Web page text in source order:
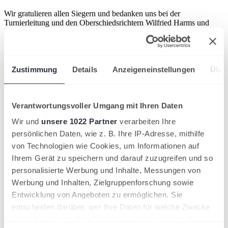
Zustimmung Details Anzeigeneinstellungen
Verantwortungsvoller Umgang mit Ihren Daten
Wir und unsere 1022 Partner verarbeiten Ihre
persönlichen Daten, wie z. B. Ihre IP-Adresse, mithilfe
von Technologien wie Cookies, um Informationen auf
Ihrem Gerät zu speichern und darauf zuzugreifen und so
personalisierte Werbung und Inhalte, Messungen von
Werbung und Inhalten, Zielgruppenforschung sowie
Entwicklung von Angeboten zu ermöglichen. Sie
entscheiden darüber, wer Ihre Daten für welche Zwecke
Wir gratulieren allen Siegern und bedanken uns bei der
Turnierleitung und den Oberschiedsrichtern Wilfried Harms und
Markus Malter für die souveräne Durchführung bei nicht immer
Das sind die Nordostdeutschen Meister 2024:
Damen 30: 1. Platz: Christina Klinkert; 2. Platz: Ivonne Schilling
(Gruppe)
Damen 50: 1. Platz: Britta Tams; 2. Platz: Silke Evers (Gruppe)
Damen 55: Susanne Imes6:0 6:0
Andrea Eberhard
Damen 60: Katharina Löwenfeld6:2 6:7 10:7Ute Jansen
Herren 40: 1. Platz: Jan Wortelker; 2. Platz: Dirk Tiedemann